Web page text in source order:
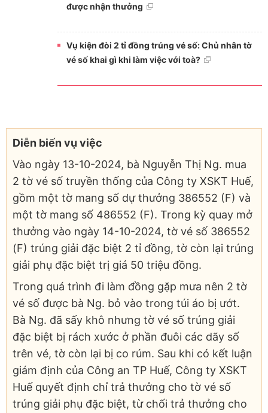
được nhận thưởng
Vụ kiện đòi 2 tỉ đồng trúng vé số: Chủ nhân tờ
vé số khai gì khi làm việc với toà?
Diễn biến vụ việc
Vào ngày 13-10-2024, bà Nguyễn Thị Ng. mua
2 tờ vé số truyền thống của Công ty XSKT Huế,
gồm một tờ mang số dự thưởng 386552 (F) và
một tờ mang số 486552 (F). Trong kỳ quay mở
thưởng vào ngày 14-10-2024, tờ vé số 386552
(F) trúng giải đặc biệt 2 tỉ đồng, tờ còn lại trúng
giải phụ đặc biệt trị giá 50 triệu đồng.
Trong quá trình đi làm đồng gặp mưa nên 2 tờ
vé số được bà Ng. bỏ vào trong túi áo bị ướt.
Bà Ng. đã sấy khô nhưng tờ vé số trúng giải
đặc biệt bị rách xước ở phần đuôi các dãy số
trên vé, tờ còn lại bị co rúm. Sau khi có kết luận
giám định của Công an TP Huế, Công ty XSKT
Huế quyết định chỉ trả thưởng cho tờ vé số
trúng giải phụ đặc biệt, từ chối trả thưởng cho